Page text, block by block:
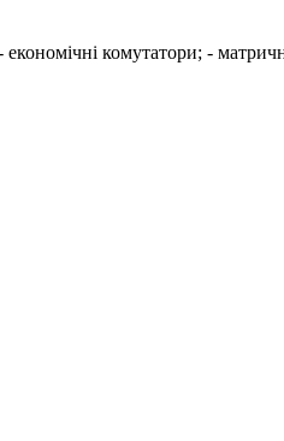
комутатори; -